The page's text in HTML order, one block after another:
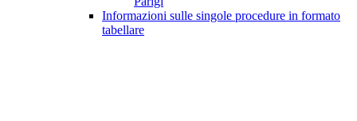
Informazioni sulle singole procedure in formato
tabellare